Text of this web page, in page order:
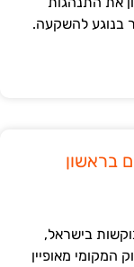
בנוגע להשקעה.
בראשון
בישראל,
המקומי מאופיין